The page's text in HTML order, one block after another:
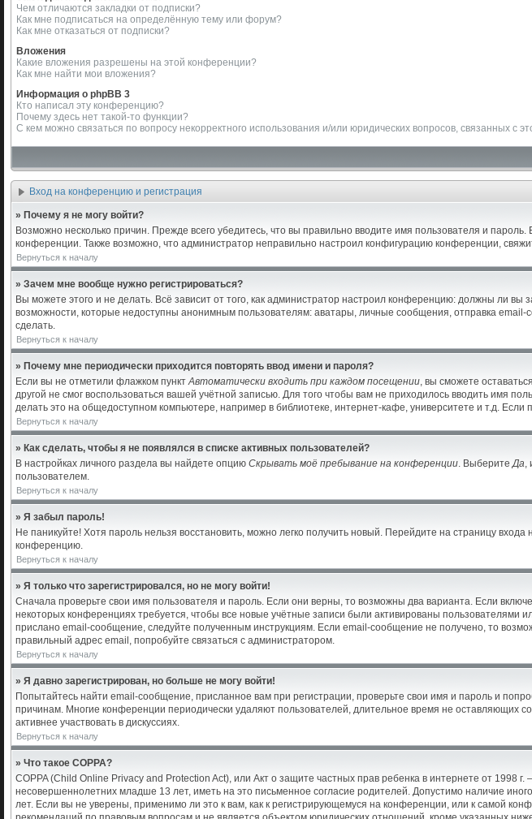
Чем отличаются закладки от подписки?
Как мне подписаться на определённую тему или форум?
Как мне отказаться от подписки?
Вложения
Какие вложения разрешены на этой конференции?
Как мне найти мои вложения?
Информация о phpBB 3
Кто написал эту конференцию?
Почему здесь нет такой-то функции?
С кем можно связаться по вопросу некорректного использования и/или юридических вопросов, связанных с
Вход на конференцию и регистрация
» Почему я не могу войти?
Возможно несколько причин. Прежде всего убедитесь, что вы правильно вводите имя пользователя и
конференции. Также возможно, что администратор неправильно настроил конфигурацию конференции,
Вернуться к началу
» Зачем мне вообще нужно регистрироваться?
Вы можете этого и не делать. Всё зависит от того, как администратор настроил конференцию: должны ли
возможности, которые недоступны анонимным пользователям: аватары, личные сообщения, отправка email-
сделать.
Вернуться к началу
» Почему мне периодически приходится повторять ввод имени и пароля?
Если вы не отметили флажком пунктАвтоматически входить при каждом посещении, вы сможете
другой не смог воспользоваться вашей учётной записью. Для того чтобы вам не приходилось вводить имя
делать это на общедоступном компьютере, например в библиотеке, интернет-кафе, университете и т.д. Если
Вернуться к началу
» Как сделать, чтобы я не появлялся в списке активных пользователей?
В настройках личного раздела вы найдете опцию Скрывать моё пребывание на конференции. ВыберитеДа,
пользователем.
Вернуться к началу
» Я забыл пароль!
Не паникуйте! Хотя пароль нельзя восстановить, можно легко получить новый. Перейдите на страницу
конференцию.
Вернуться к началу
» Я только что зарегистрировался, но не могу войти!
Сначала проверьте свои имя пользователя и пароль. Если они верны, то возможны два варианта. Если
некоторых конференциях требуется, чтобы все новые учётные записи были активированы
прислано email-сообщение, следуйте полученным инструкциям. Если email-сообщение не получено, то
правильный адрес email, попробуйте связаться с администратором.
Вернуться к началу
» Я давно зарегистрирован, но больше не могу войти!
Попытайтесь найти email-сообщение, присланное вам при регистрации, проверьте свои имя и пароль и
причинам. Многие конференции периодически удаляют пользователей, длительное время не оставляющих
активнее участвовать в дискуссиях.
Вернуться к началу
» Что такое COPPA?
COPPA (Child Online Privacy and Protection Act), или Акт о защите частных прав ребенка в интернете от
несовершеннолетних младше 13 лет, иметь на это письменное согласие родителей. Допустимо наличие
лет. Если вы не уверены, применимо ли это к вам, как к регистрирующемуся на конференции, или к самой